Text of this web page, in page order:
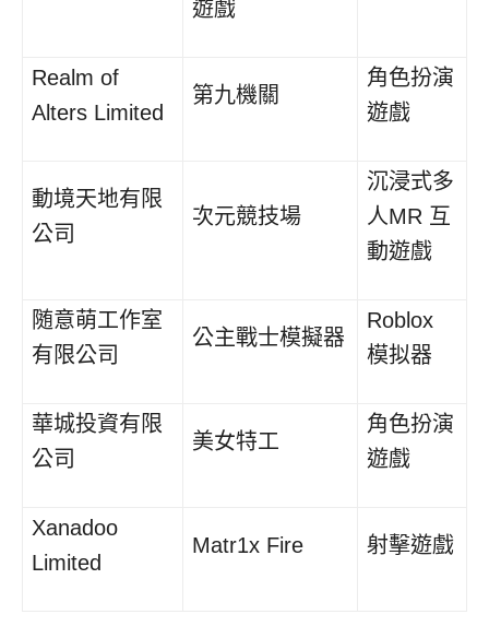
遊戲
Realm of
Alters Limited
第九機關
角色扮演
遊戲
動境天地有限
公司
次元競技場
沉浸式多
人MR 互
動遊戲
随意萌工作室
有限公司
公主戰士模擬器
Roblox
模拟器
華城投資有限
公司
美女特工
角色扮演
遊戲
Xanadoo
Limited
Matr1x Fire 射擊遊戲